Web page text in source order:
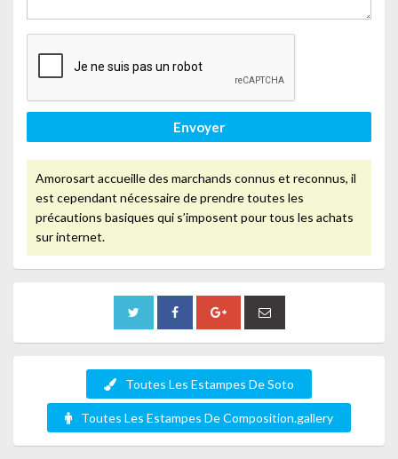
Envoyer
Amorosart accueille des marchands connus et reconnus, il
est cependant nécessaire de prendre toutes les
précautions basiques qui s’imposent pour tous les achats
sur internet.
Toutes Les Estampes De Soto
Toutes Les Estampes De Composition.gallery